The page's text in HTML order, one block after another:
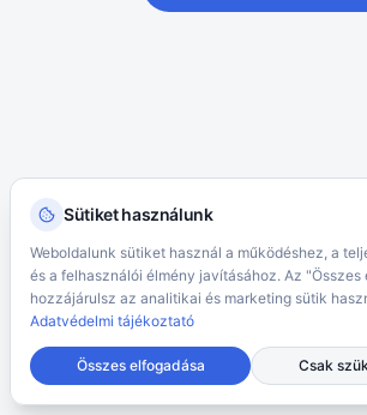
Sütiket használunk
Weboldalunk sütiket használ a működéshez, a
és a felhasználói élmény javításához. Az "Összes
hozzájárulsz az analitikai és marketing sütik
Adatvédelmi tájékoztató
Összes elfogadása Csak